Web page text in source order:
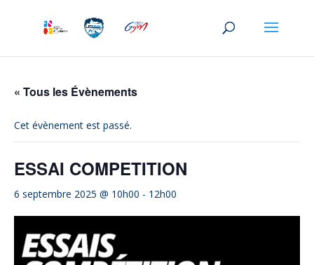
« Tous les Évènements
Cet évènement est passé.
ESSAI COMPETITION
6 septembre 2025 @ 10h00 - 12h00